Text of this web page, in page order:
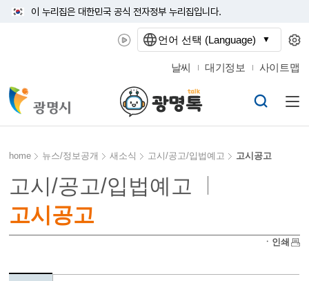
이 누리집은 대한민국 공식 전자정부 누리집입니다.
날씨 대기정보 사이트맵
home 뉴스/정보공개 새소식 고시/공고/입법예고 고시공고
고시/공고/입법예고
고시공고
ㆍ인쇄
언어 선택 (Language)